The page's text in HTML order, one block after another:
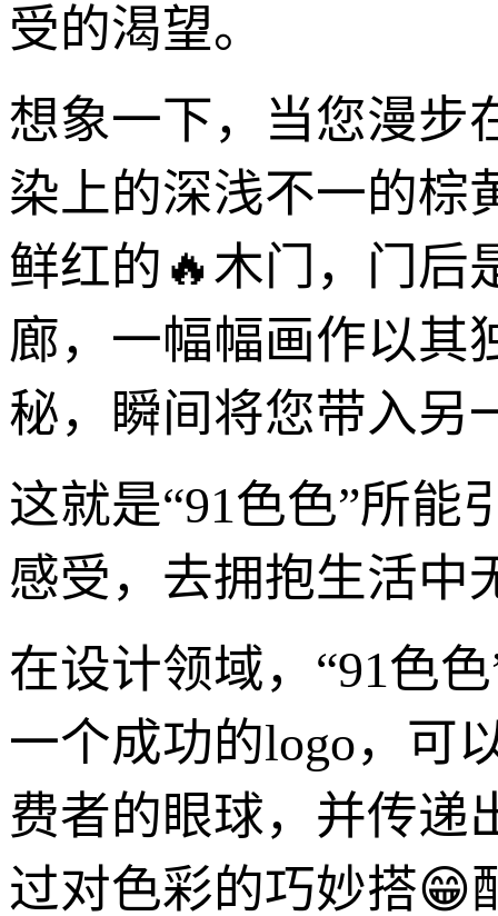
受的渴望。
想象一下，当您漫步
染上的深浅不一的棕
鲜红的🔥木门，门后
廊，一幅幅画作以其
秘，瞬间将您带入另
这就是“91色色”所能
感受，去拥抱生活中
在设计领域，“91色
一个成功的logo，可
费者的眼球，并传递
过对色彩的巧妙搭😁